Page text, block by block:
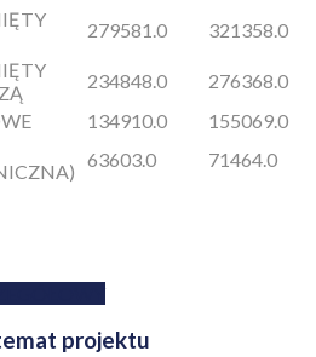
279581.0
321358.0
234848.0
276368.0
134910.0
155069.0
63603.0 71464.0
projektu